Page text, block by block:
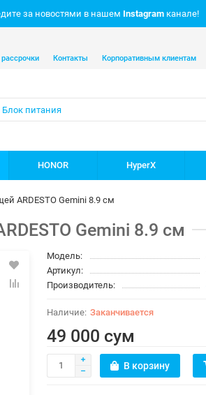
за новостями в нашем Instagram канале!
Контакты Корпоративным клиентам
HONOR HyperX
ARDESTO Gemini 8.9 см
Gemini 8.9 см
Модель:
Артикул:
Производитель:
Заканчивается
49 000 сум
В корзину